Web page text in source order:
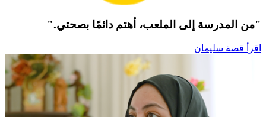
"من المدرسة إلى الملعب، أهتم دائمًا بصحتي."
اقرأ قصة سليمان